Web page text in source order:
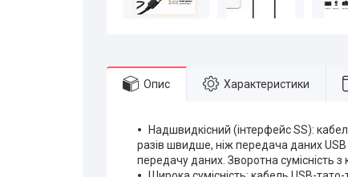
Опис Характеристики
Надшвидкісний (інтерфейс SS):
разів швидше, ніж передача даних USB
передачу даних. Зворотна сумісність